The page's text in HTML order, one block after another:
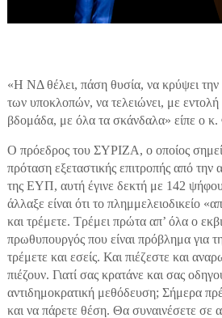
«Η ΝΔ θέλει, πάση θυσία, να κρύψει την
των υποκλοπών, να τελειώνει, με
βδομάδα, με όλα τα σκάνδαλα» είπε ο
Ο πρόεδρος του ΣΥΡΙΖΑ, ο οποίος
πρόταση εξεταστικής επιτροπής από την
της ΕΥΠ, αυτή έγινε δεκτή με 142
άλλαξε είναι ότι το πλημμελειοδικείο
και τρέμετε. Τρέμει πρώτα απ’ όλα ο
πρωθυπουργός που είναι πρόβλημα για
τρέμετε και εσείς. Και πιέζεστε και
πιέζουν. Γιατί σας κρατάνε και σας
αντιδημοκρατική μεθόδευση; Σήμερα
και να πάρετε θέση. Θα συναινέσετε σε